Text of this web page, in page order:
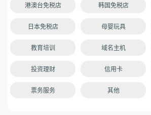
港澳台免税店 韩国免税店
日本免税店 母婴玩具
教育培训 域名主机
投资理财 信用卡
票务服务 其他